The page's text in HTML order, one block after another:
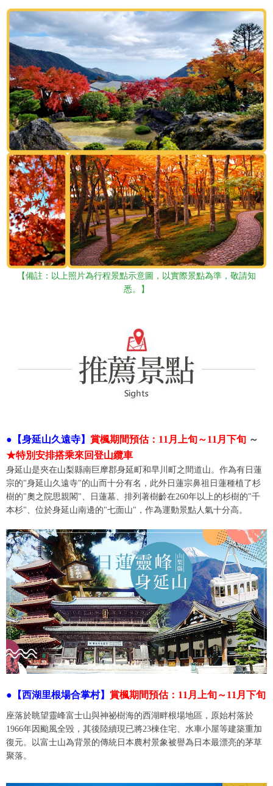
【備註：以上照片為行程景點示意圖，以實際景點為準，敬請知
悉。】
●【身延山久遠寺】 賞楓期間預估： 11月上旬～11月下旬 ～
★特別安排搭乘來回登山纜車
身延山是夾在山梨縣南巨摩郡身延町和早川町之間道山。作為有日蓮
宗的"身延山久遠寺"的山而十分有名，此外日蓮宗鼻祖日蓮種植了杉
樹的"奧之院思親閣"、日蓮墓、排列著樹齡在260年以上的杉樹的"千
本杉"、位於身延山南邊的"七面山"，作為運動景點人氣十分高。
●【西湖里根場合掌村】 賞楓期間預估：11月上旬～11月下旬
座落於眺望靈峰富士山與神祕樹海的西湖畔根場地區，原始村落於
1966年因颱風全毀，其後陸續現已將23棟住宅、水車小屋等建築重加
復元。以富士山為背景的傳統日本農村景象被譽為日本最漂亮的茅草
聚落。